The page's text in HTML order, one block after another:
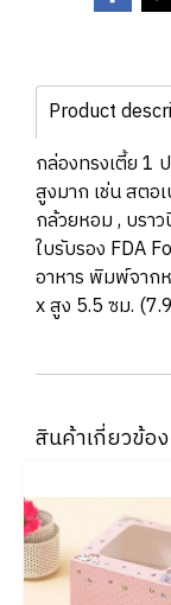
Product
กล่องทรงเตี้ย 1
สูงมาก เช่น สตอ
กล้วยหอม , บรา
ใบรับรอง FDA
อาหาร พิมพ์จาก
x สูง 5.5 ซม.
สินค้าเกี่ยวข้อง